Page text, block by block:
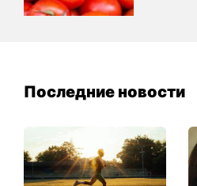
Последние новости